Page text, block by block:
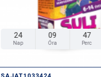
- Az első használat előtt
- Helyezze az applikátort az
- Alkalmazzon egy-két
24
Nap
09
Óra
47
Perc